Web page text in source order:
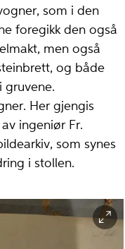
som i den
foregikk den også
men også
og både
gruvene.
Her gjengis
ingeniør Fr.
som synes
i stollen.